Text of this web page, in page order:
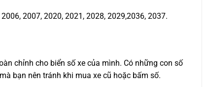
2007, 2020, 2021, 2028, 2029,2036, 2037.
chỉnh cho biển số xe của mình. Có những con số
bạn nên tránh khi mua xe cũ hoặc bấm số.